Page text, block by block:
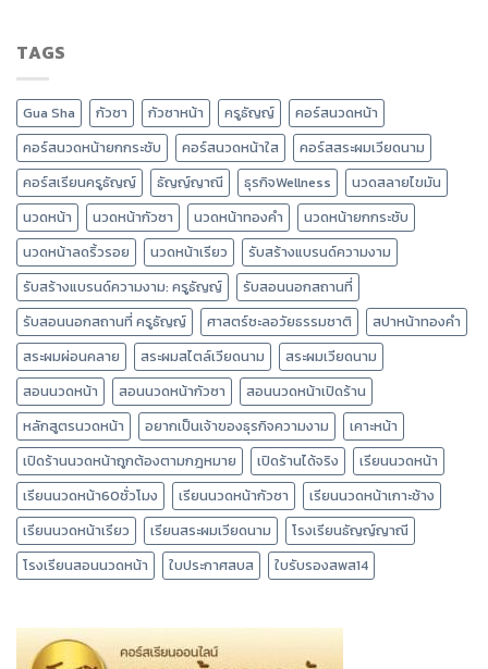
TAGS
Gua Sha กัวซา กัวซาหน้า ครูธัญญ์
คอร์สนวดหน้า
คอร์สนวดหน้ายกกระชับ
คอร์สนวดหน้าใส
คอร์สสระผมเวียดนาม
คอร์สเรียนครูธัญญ์
ธัญญ์ญาณี ธุรกิจWellness
นวดสลายไขมัน
นวดหน้า
นวดหน้ากัวซา นวดหน้าทองคำ
นวดหน้ายกกระชับ
นวดหน้าลดริ้วรอย
นวดหน้าเรียว
รับสร้างแบรนด์ความงาม
รับสร้างแบรนด์ความงาม: ครูธัญญ์
รับสอนนอกสถานที่
รับสอนนอกสถานที่ ครูธัญญ์
ศาสตร์ชะลอวัยธรรมชาติ
สปาหน้าทองคำ
สระผมผ่อนคลาย
สระผมสไตล์เวียดนาม
สระผมเวียดนาม
สอนนวดหน้า
สอนนวดหน้ากัวซา
สอนนวดหน้าเปิดร้าน
หลักสูตรนวดหน้า
อยากเป็นเจ้าของธุรกิจความงาม
เคาะหน้า
เปิดร้านนวดหน้าถูกต้องตามกฎหมาย
เปิดร้านได้จริง
เรียนนวดหน้า
เรียนนวดหน้า60ชั่วโมง
เรียนนวดหน้ากัวซา
เรียนนวดหน้าเกาะช้าง
เรียนนวดหน้าเรียว
เรียนสระผมเวียดนาม
โรงเรียนธัญญ์ญาณี
โรงเรียนสอนนวดหน้า
ใบประกาศสบส ใบรับรองสพส14